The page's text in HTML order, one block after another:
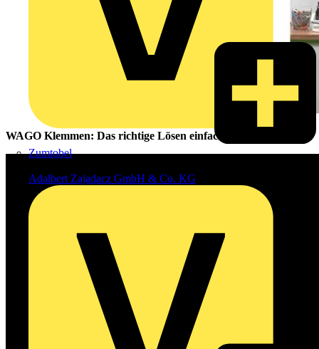
Zumtobel
Adalbert Zajadacz GmbH & Co. KG
WAGO Klemmen: Das richtige Lösen einfach erklärt!